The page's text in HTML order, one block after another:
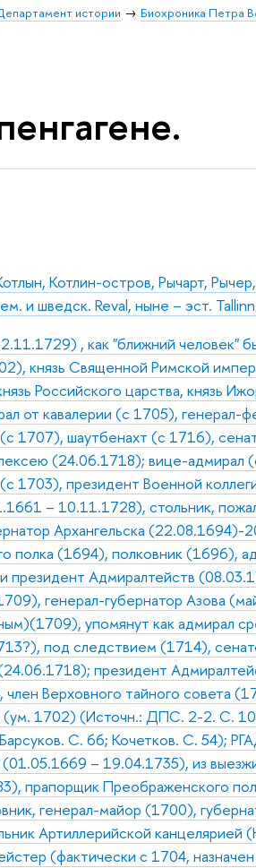
истории
Биохроника Петра
Котлин-остров, Рычарт,
и шведск. Reval, ныне – эст.
, как "ближний человек"
князь Священной Римской
Российского царства, князь
от кавалерии (с 1705), генерал-
1707), шаутбенахт (с 1716),
(24.06.1718); вице-адмирал
1703), президент Военной
– 10.11.1728), стольник,
Архангельска (22.08.1694)-
(1694), полковник (1696),
президент Адмиралтейств
генерал-губернатор Азова
упомянут как адмирал
под следствием (1714),
президент
Верховного тайного совета
1702) (Источн.: ДПС. 2-2. С.
С. 66; Кочетков. С. 54);
– 19.04.1735), из
прапорщик Преображенского
генерал-майор (1700),
Артиллерийской канцелярией
(фактически с 1704,